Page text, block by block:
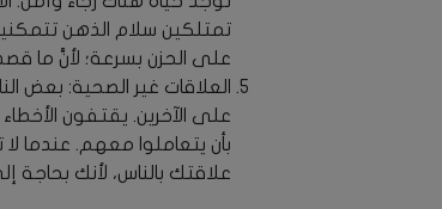
تمتلكين سلام الذهن
على الحزن بسرعة؛ لأنَّ ما
العلاقات غير الصحية:
على الآخرين. يقتفون
بأن يتعاملوا معهم. عندما
علاقتك بالناس، لأنك